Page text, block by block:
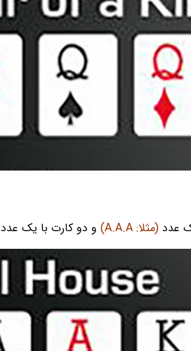
عدد (مثلا: A.A.A) و دو کارت با یک عدد